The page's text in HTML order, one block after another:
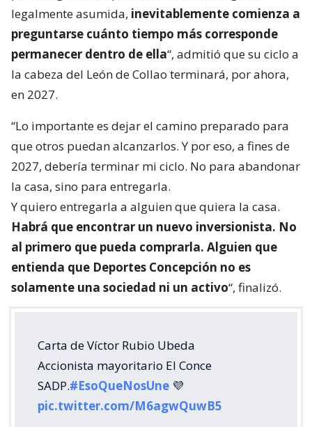
legalmente asumida, inevitablemente comienza a
preguntarse cuánto tiempo más corresponde
permanecer dentro de ella“, admitió que su ciclo a
la cabeza del León de Collao terminará, por ahora,
en 2027.
“Lo importante es dejar el camino preparado para
que otros puedan alcanzarlos. Y por eso, a fines de
2027, debería terminar mi ciclo. No para abandonar
la casa, sino para entregarla.
Y quiero entregarla a alguien que quiera la casa.
Habrá que encontrar un nuevo inversionista. No
al primero que pueda comprarla. Alguien que
entienda que Deportes Concepción no es
solamente una sociedad ni un activo“, finalizó.
Carta de Víctor Rubio Ubeda
Accionista mayoritario El Conce
SADP.#EsoQueNosUne 💜
pic.twitter.com/M6agwQuwB5